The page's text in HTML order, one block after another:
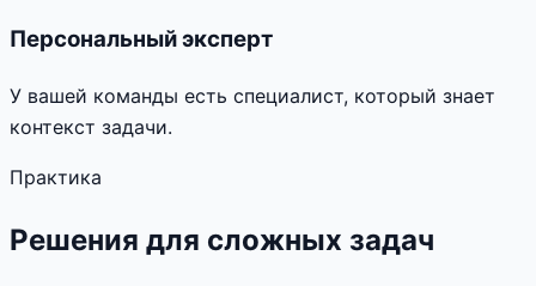
Персональный эксперт
У вашей команды есть специалист, который знает
контекст задачи.
Практика
Решения для сложных задач